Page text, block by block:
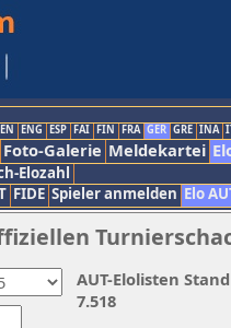
ENG ESP FAI FIN FRA GER GRE INA
Foto-Galerie Meldekartei
Elozahl
FIDE Spieler anmelden Elo
AUT-Elolisten
7.518